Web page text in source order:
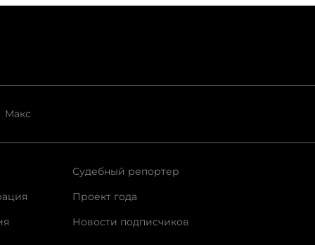
Макс
Судебный репортер
Проект года
Новости подписчиков